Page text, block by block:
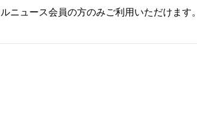
ニュース会員の方のみご利用いただけます。